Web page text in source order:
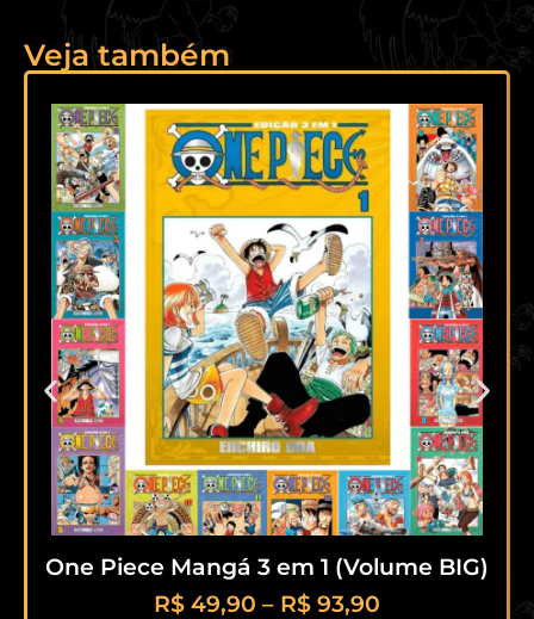
Veja também
One Piece Mangá 3 em 1 (Volume BIG)
R$ 49,90 – R$ 93,90